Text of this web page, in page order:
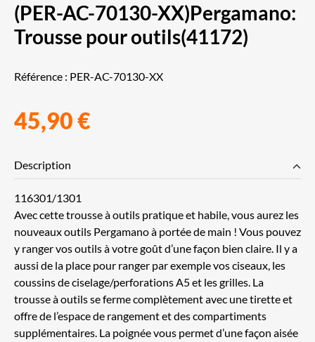
(PER-AC-70130-XX)Pergamano:
Trousse pour outils(41172)
Référence : PER-AC-70130-XX
45,90 €
Description
116301/1301
Avec cette trousse à outils pratique et habile, vous aurez les
nouveaux outils Pergamano à portée de main ! Vous pouvez
y ranger vos outils à votre goût d’une façon bien claire. Il y a
aussi de la place pour ranger par exemple vos ciseaux, les
coussins de ciselage/perforations A5 et les grilles. La
trousse à outils se ferme complètement avec une tirette et
offre de l’espace de rangement et des compartiments
supplémentaires. La poignée vous permet d’une façon aisée